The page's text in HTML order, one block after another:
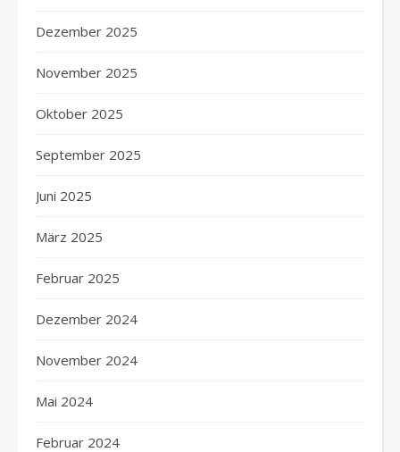
Dezember 2025
November 2025
Oktober 2025
September 2025
Juni 2025
März 2025
Februar 2025
Dezember 2024
November 2024
Mai 2024
Februar 2024